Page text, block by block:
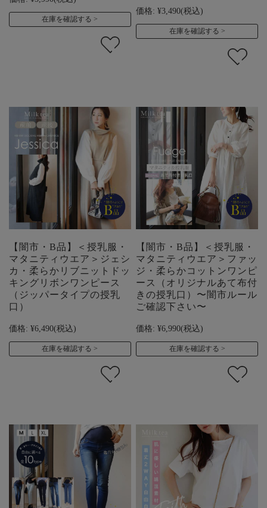
在庫を確認する
価格: ¥3,490(税込)
在庫を確認する
【闇市・B品】＜授乳服・
マタニティウエア＞ジェシ
カ・柔らかリブニットドッ
キングリボンワンピース
（ジッパータイプの授乳
口）
価格: ¥6,490(税込)
在庫を確認する
【闇市・B品】＜授乳服・
マタニティウエア＞ファッ
ジ・柔らかコットンワンピ
ース（オリジナルあて布付
きの授乳口）〜闇市ルール
ご確認下さい〜
価格: ¥6,990(税込)
在庫を確認する